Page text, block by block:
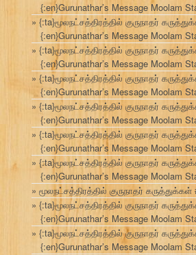
{:en}Gurunathar’s Message Moolam
{:ta}மூலநட்சத்திரத்தில் குருநாதர்
{:en}Gurunathar’s Message Moolam
{:ta}மூலநட்சத்திரத்தில் குருநாதர்
{:en}Gurunathar’s Message Moolam
{:ta}மூலநட்சத்திரத்தில் குருநாதர்
{:en}Gurunathar’s Message Moolam
{:ta}மூலநட்சத்திரத்தில் குருநாதர்
{:en}Gurunathar’s Message Moolam
{:ta}மூலநட்சத்திரத்தில் குருநாதர்
{:en}Gurunathar’s Message Moolam
{:ta}மூலநட்சத்திரத்தில் குருநாதர்
{:en}Gurunathar’s Message Moolam
மூலநட்சத்திரத்தில் குருநாதர் கருத்துக்கள்
{:ta}மூலநட்சத்திரத்தில் குருநாதர்
{:en}Gurunathar’s Message Moolam
{:ta}மூலநட்சத்திரத்தில் குருநாதர்
{:en}Gurunathar’s Message Moolam